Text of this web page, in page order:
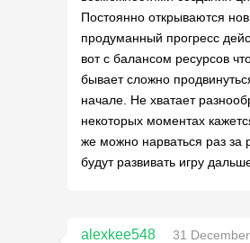
Постоянно открываются
продуманный прогресс
вот с балансом ресурсов
бывает сложно
начале. Не хватает
некоторых моментах
же можно нарваться раз за
будут развивать игру
alexkee548
31